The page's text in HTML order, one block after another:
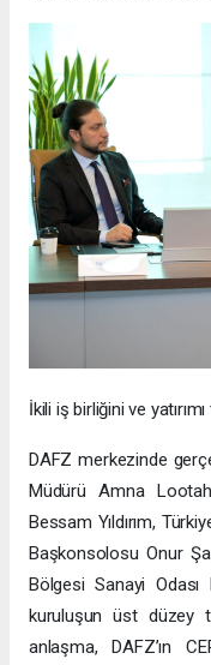
İkili iş birliğini ve
DAFZ merkezinde
Müdürü Amna
Bessam Yıldırım,
Başkonsolosu Onur
Bölgesi Sanayi
kuruluşun üst düzey
anlaşma, DAFZ’ın